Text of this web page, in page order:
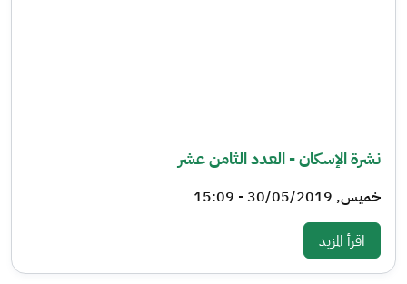
نشرة الإسكان - العدد الثامن عشر
خميس, 30/05/2019 - 15:09
اقرأ المزيد: نشرة الإسكان - العدد الثامن عشر